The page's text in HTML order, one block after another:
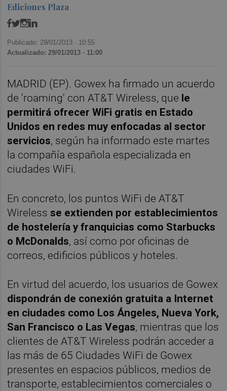
Ediciones Plaza
Publicado: 29/01/2013 · 10:55
Actualizado: 29/01/2013 · 11:00
MADRID (EP). Gowex ha firmado un acuerdo
de 'roaming' con AT&T Wireless, que le
permitirá ofrecer WiFi gratis en Estado
Unidos en redes muy enfocadas al sector
servicios, según ha informado este martes
la compañía española especializada en
ciudades WiFi.
En concreto, los puntos WiFi de AT&T
Wirelessse extienden por establecimientos
de hostelería y franquicias como Starbucks
o McDonalds, así como por oficinas de
correos, edificios públicos y hoteles.
En virtud del acuerdo, los usuarios de Gowex
dispondrán de conexión gratuita a Internet
en ciudades como Los Ángeles, Nueva York,
San Francisco o Las Vegas, mientras que los
clientes de AT&T Wireless podrán acceder a
las más de 65 Ciudades WiFi de Gowex
presentes en espacios públicos, medios de
transporte, establecimientos comerciales o